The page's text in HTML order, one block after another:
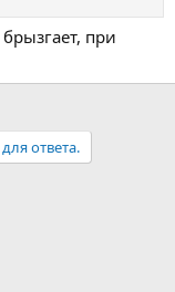
при
ответа.